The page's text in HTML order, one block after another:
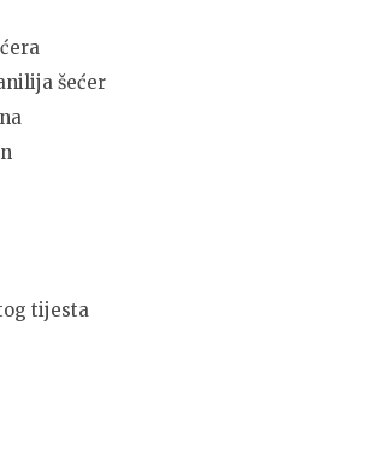
šećer
tijesta